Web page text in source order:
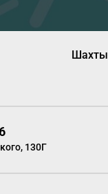
Шахты
130Г